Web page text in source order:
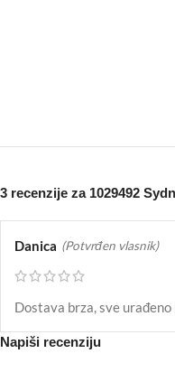
3 recenzije za 1029492
Danica (Potvrđen vlasnik)
Dostava brza, sve
Napiši recenziju